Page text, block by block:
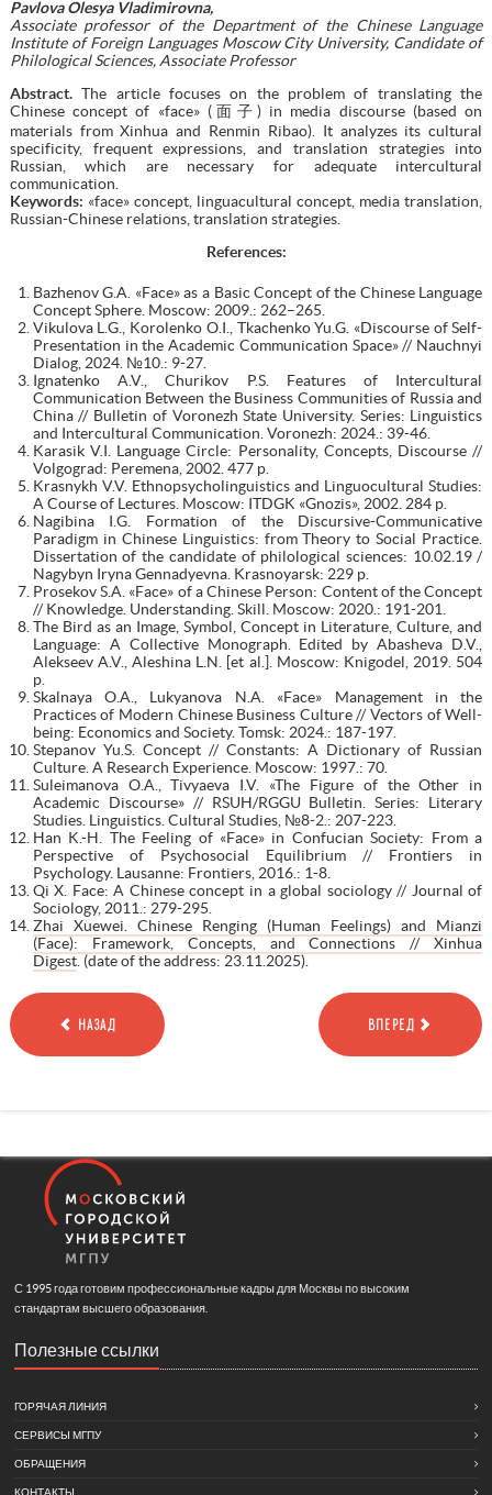
Pavlova Olesya Vladimirovna,
Associate professor of the Department of the Chinese Language
Institute of Foreign Languages Moscow City University, Candidate of
Philological Sciences, Associate Professor
Abstract.The article focuses on the problem of translating the
Chinese concept of «face» (面子) in media discourse (based on
materials from Xinhua and Renmin Ribao). It analyzes its cultural
specificity, frequent expressions, and translation strategies into
Russian, which are necessary for adequate intercultural
communication.
Keywords: «face» concept, linguacultural concept, media translation,
Russian-Chinese relations, translation strategies.
References:
Bazhenov G.A. «Face» as a Basic Concept of the Chinese Language
Concept Sphere. Moscow: 2009.: 262–265.
Vikulova L.G., Korolenko O.I., Tkachenko Yu.G. «Discourse of Self-
Presentation in the Academic Communication Space» // Nauchnyi
Dialog, 2024. №10.: 9-27.
Ignatenko A.V., Churikov P.S. Features of Intercultural
Communication Between the Business Communities of Russia and
China // Bulletin of Voronezh State University. Series: Linguistics
and Intercultural Communication. Voronezh: 2024.: 39-46.
Karasik V.I. Language Circle: Personality, Concepts, Discourse //
Volgograd: Peremena, 2002. 477 p.
Krasnykh V.V. Ethnopsycholinguistics and Linguocultural Studies:
A Course of Lectures. Moscow: ITDGK «Gnozis», 2002. 284 p.
Nagibina I.G. Formation of the Discursive-Communicative
Paradigm in Chinese Linguistics: from Theory to Social Practice.
Dissertation of the candidate of philological sciences: 10.02.19 /
Nagybyn Iryna Gennadyevna. Krasnoyarsk: 229 p.
Prosekov S.A. «Face» of a Chinese Person: Content of the Concept
// Knowledge. Understanding. Skill. Moscow: 2020.: 191-201.
The Bird as an Image, Symbol, Concept in Literature, Culture, and
Language: A Collective Monograph. Edited by Abasheva D.V.,
Alekseev A.V., Aleshina L.N. [et al.]. Moscow: Knigodel, 2019. 504
p.
Skalnaya O.A., Lukyanova N.A. «Face» Management in the
Practices of Modern Chinese Business Culture // Vectors of Well-
being: Economics and Society. Tomsk: 2024.: 187-197.
Stepanov Yu.S. Concept // Constants: A Dictionary of Russian
Culture. A Research Experience. Moscow: 1997.: 70.
Suleimanova O.A., Tivyaeva I.V. «The Figure of the Other in
Academic Discourse» // RSUH/RGGU Bulletin. Series: Literary
Studies. Linguistics. Cultural Studies, №8-2.: 207-223.
Han K.-H. The Feeling of «Face» in Confucian Society: From a
Perspective of Psychosocial Equilibrium // Frontiers in
Psychology. Lausanne: Frontiers, 2016.: 1-8.
Qi X. Face: A Chinese concept in a global sociology // Journal of
Sociology, 2011.: 279-295.
Zhai Xuewei. Chinese Renging (Human Feelings) and Mianzi
(Face): Framework, Concepts, and Connections // Xinhua
Digest. (date of the address: 23.11.2025).
НАЗАД ВПЕРЕД
С 1995 года готовим профессиональные кадры для Москвы по высоким
стандартам высшего образования.
Полезные ссылки
ГОРЯЧАЯ ЛИНИЯ
СЕРВИСЫ МГПУ
ОБРАЩЕНИЯ
КОНТАКТЫ